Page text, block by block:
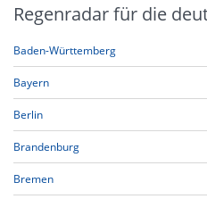
Regenradar für die
Baden-Württemberg
Bayern
Berlin
Brandenburg
Bremen